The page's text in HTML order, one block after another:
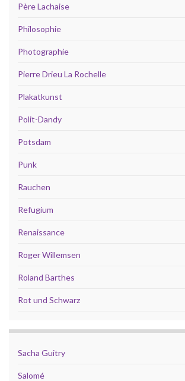
Père Lachaise
Philosophie
Photographie
Pierre Drieu La Rochelle
Plakatkunst
Polit-Dandy
Potsdam
Punk
Rauchen
Refugium
Renaissance
Roger Willemsen
Roland Barthes
Rot und Schwarz
Sacha Guitry
Salomé